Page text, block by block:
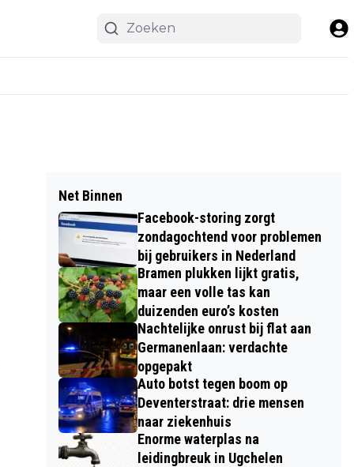
Net Binnen
Facebook-storing zorgt
zondagochtend voor problemen
bij gebruikers in Nederland
Bramen plukken lijkt gratis,
maar een volle tas kan
duizenden euro’s kosten
Nachtelijke onrust bij flat aan
Germanenlaan: verdachte
opgepakt
Auto botst tegen boom op
Deventerstraat: drie mensen
naar ziekenhuis
Enorme waterplas na
leidingbreuk in Ugchelen